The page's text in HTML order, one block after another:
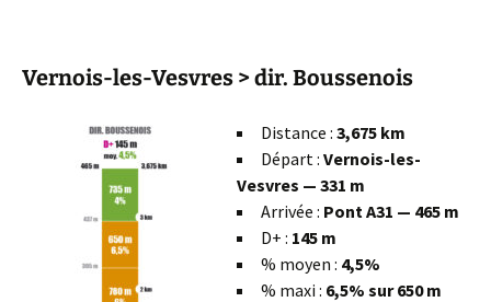
Vernois-les-Vesvres > dir. Boussenois
Distance : 3,675 km
Départ : Vernois-les-
Vesvres — 331 m
Arrivée : Pont A31 — 465 m
D+ : 145 m
% moyen : 4,5%
% maxi : 6,5% sur 650 m